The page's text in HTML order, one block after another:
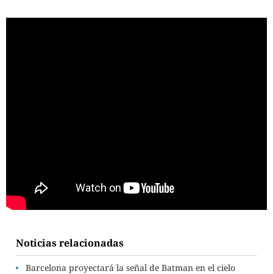
Noticias relacionadas
Barcelona proyectará la señal de Batman en el cielo